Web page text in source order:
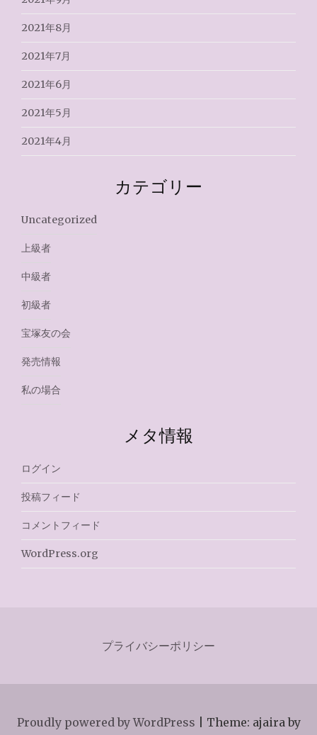
2021年8月
2021年7月
2021年6月
2021年5月
2021年4月
カテゴリー
Uncategorized
上級者
中級者
初級者
宝塚友の会
発売情報
私の場合
メタ情報
ログイン
投稿フィード
コメントフィード
WordPress.org
プライバシーポリシー
Proudly powered by WordPress Theme: ajaira by